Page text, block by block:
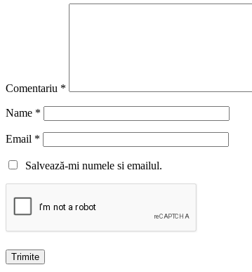
Comentariu *
Name *
Email *
Salvează-mi numele si emailul.